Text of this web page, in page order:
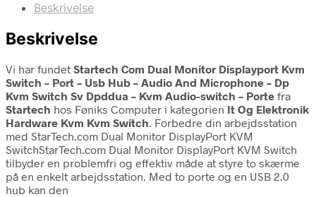
Beskrivelse
Beskrivelse
Vi har fundet Startech Com Dual Monitor Displayport Kvm
Switch – Port – Usb Hub – Audio And Microphone – Dp
Kvm Switch Sv Dpddua – Kvm Audio-switch – Porte fra
Startech hos Føniks Computer i kategorien It Og Elektronik
Hardware Kvm Kvm Switch. Forbedre din arbejdsstation
med StarTech.com Dual Monitor DisplayPort KVM
SwitchStarTech.com Dual Monitor DisplayPort KVM Switch
tilbyder en problemfri og effektiv måde at styre to skærme
på en enkelt arbejdsstation. Med to porte og en USB 2.0
hub kan den